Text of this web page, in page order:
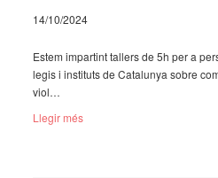
14/10/2024
Estem impar­tint tallers de 5h per a
le­gis i insti­tuts de Cata­lu­nya sobre
viol…
Llegir més